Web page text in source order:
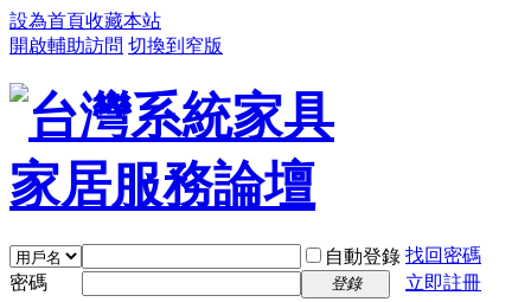
設為首頁收藏本站
開啟輔助訪問 切換到窄版
自動登錄 找回密碼
密碼
登錄 立即註冊